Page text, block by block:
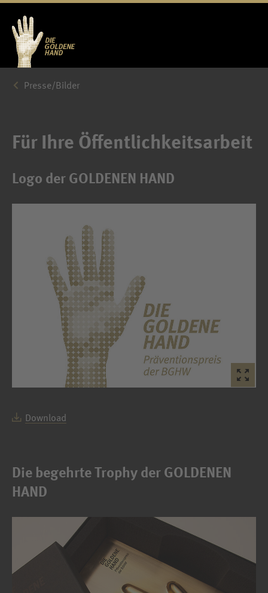
Presse/Bilder
Für Ihre Öffentlichkeitsarbeit
Logo der GOLDENEN HAND
Download
Die begehrte Trophy der GOLDENEN
HAND